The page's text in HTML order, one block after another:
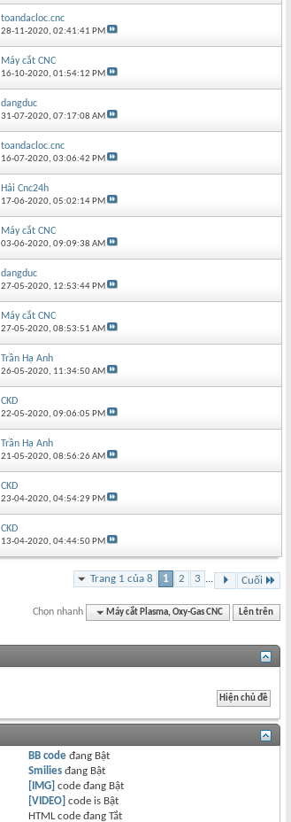
toandacloc.cnc
28-11-2020,02:41:41 PM
Máy cắt CNC
16-10-2020,01:54:12 PM
dangduc
31-07-2020,07:17:08 AM
toandacloc.cnc
16-07-2020,03:06:42 PM
Hải Cnc24h
17-06-2020,05:02:14 PM
Máy cắt CNC
03-06-2020,09:09:38 AM
dangduc
27-05-2020, 12:53:44 PM
Máy cắt CNC
27-05-2020,08:53:51 AM
Trần Hạ Anh
26-05-2020, 11:34:50 AM
CKD
22-05-2020,09:06:05 PM
Trần Hạ Anh
21-05-2020,08:56:26 AM
CKD
23-04-2020,04:54:29 PM
CKD
13-04-2020,04:44:50 PM
Trang 1 của 8 1 2 3 ... Cuối
Chọn nhanh Máy cắt Plasma, Oxy-Gas CNC Lên trên
BB code đang Bật
Smilies đang Bật
[IMG] code đang Bật
[VIDEO] code is Bật
HTML code đangTắt